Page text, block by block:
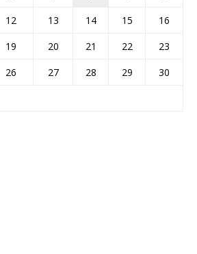
12 13 14 15
16
19 20 21 22
23
26 27 28 29
30